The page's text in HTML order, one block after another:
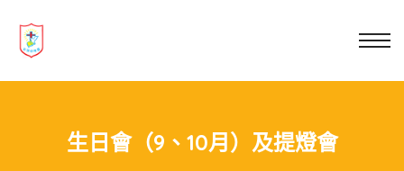
生日會（9、10月）及提燈會
教育